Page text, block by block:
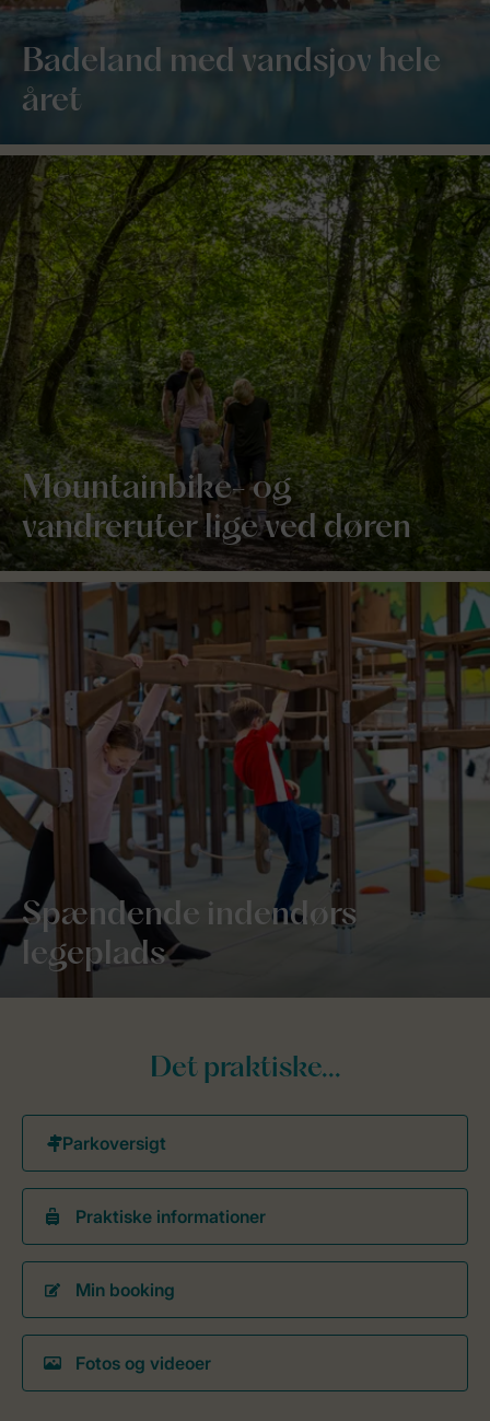
Badeland med vandsjov hele
året
Mountainbike- og
vandreruter lige ved døren
Spændende indendørs
legeplads
Det praktiske...
Praktiske informationer
Min booking
Fotos og videoer